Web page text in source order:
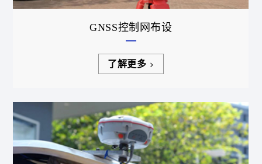
GNSS控制网布设
了解更多